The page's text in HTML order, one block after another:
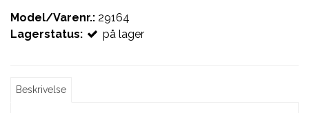
Model/Varenr.: 29164
Lagerstatus:
på lager
Beskrivelse